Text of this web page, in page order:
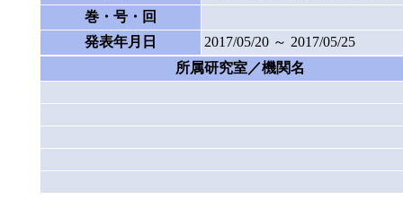
巻・号・回
発表年月日
2017/05/20 ～ 2017/05/25
所属研究室／機関名